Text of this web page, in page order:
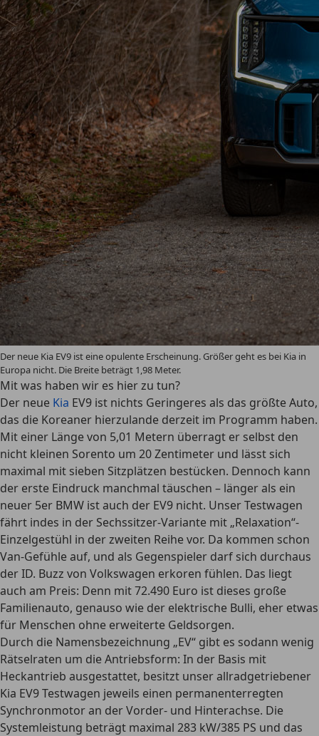
Der neue Kia EV9 ist eine opulente Erscheinung. Größer geht es bei Kia in
Europa nicht. Die Breite beträgt 1,98 Meter.
Mit was haben wir es hier zu tun?
Der neue Kia EV9 ist nichts Geringeres als das größte Auto,
das die Koreaner hierzulande derzeit im Programm haben.
Mit einer Länge von 5,01 Metern überragt er selbst den
nicht kleinen Sorento um 20 Zentimeter und lässt sich
maximal mit sieben Sitzplätzen bestücken. Dennoch kann
der erste Eindruck manchmal täuschen – länger als ein
neuer 5er BMW ist auch der EV9 nicht. Unser Testwagen
fährt indes in der Sechssitzer-Variante mit „Relaxation“-
Einzelgestühl in der zweiten Reihe vor. Da kommen schon
Van-Gefühle auf, und als Gegenspieler darf sich durchaus
der ID. Buzz von Volkswagen erkoren fühlen. Das liegt
auch am Preis: Denn mit 72.490 Euro ist dieses große
Familienauto, genauso wie der elektrische Bulli, eher etwas
für Menschen ohne erweiterte Geldsorgen.
Durch die Namensbezeichnung „EV“ gibt es sodann wenig
Rätselraten um die Antriebsform: In der Basis mit
Heckantrieb ausgestattet, besitzt unser allradgetriebener
Kia EV9 Testwagen jeweils einen permanenterregten
Synchronmotor an der Vorder- und Hinterachse. Die
Systemleistung beträgt maximal 283 kW/385 PS und das